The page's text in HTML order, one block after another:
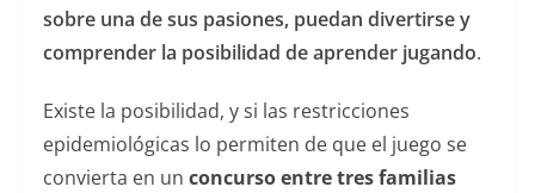
sobre una de sus pasiones, puedan divertirse y
comprender la posibilidad de aprender jugando.
Existe la posibilidad, y si las restricciones
epidemiológicas lo permiten de que el juego se
convierta en un concurso entre tres familias